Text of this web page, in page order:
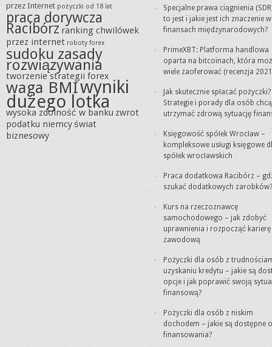
przez Internet pożyczki od 18 lat
praca dorywcza
Racibórz ranking chwilówek
przez internet roboty forex
sudoku zasady
rozwiązywania
tworzenie strategii forex
waga BMIwyniki
dużego lotka
wysoka zdolność w banku zwrot
podatku niemcyświat
biznesowy
Specjalne prawa ciągnienia
to jest i jakie jest ich znaczenie w
finansach międzynarodowych?
PrimeXBT: Platforma handlowa
oparta na bitcoinach, która
wiele zaoferować (recenzja
Jak skutecznie spłacać pożyczki?
Strategie i porady dla osób
utrzymać zdrową sytuację
Księgowość spółek Wrocław –
kompleksowe usługi księgowe
spółek wrocławskich
Praca dodatkowa Racibórz –
szukać dodatkowych zarobków?
Kurs na rzeczoznawcę
samochodowego – jak zdobyć
uprawnienia i rozpocząć karierę
zawodową
Pożyczki dla osób z
uzyskaniu kredytu – jakie są
opcje i jak poprawić swoją
finansową?
Pożyczki dla osób z niskim
dochodem – jakie są dostępne
finansowania?